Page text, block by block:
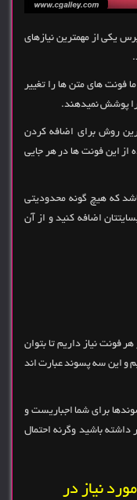
یکی از مهمترین نیازهای
فونت های متن ها را تغییر
را پوشش نمیدهند.
روش برای اضافه کردن
از این فونت ها در هر جایی
که هیچ گونه محدودیتی
اضافه کنید و از آن
فونت نیاز داریم تا بتوان
و این سه پسوند عبارت اند
برای شما اجباریست و
را در اختیار داشته باشید وگرنه احتمال
نیاز در